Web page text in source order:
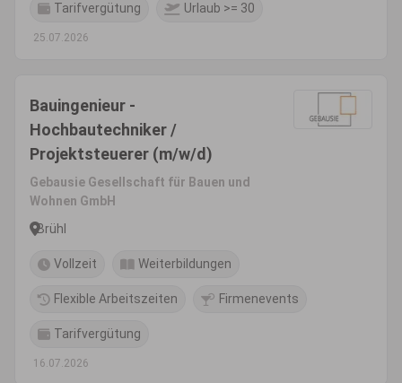
Tarifvergütung Urlaub >= 30
25.07.2026
Bauingenieur -
Hochbautechniker /
Projektsteuerer (m/w/d)
Gebausie Gesellschaft für Bauen und
Wohnen GmbH
Brühl
Vollzeit Weiterbildungen
Flexible Arbeitszeiten Firmenevents
Tarifvergütung
16.07.2026